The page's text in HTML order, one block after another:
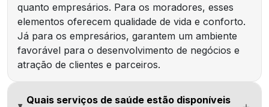
quanto empresários. Para os moradores, esses
elementos oferecem qualidade de vida e conforto.
Já para os empresários, garantem um ambiente
favorável para o desenvolvimento de negócios e
atração de clientes e parceiros.
Quais serviços de saúde estão disponíveis